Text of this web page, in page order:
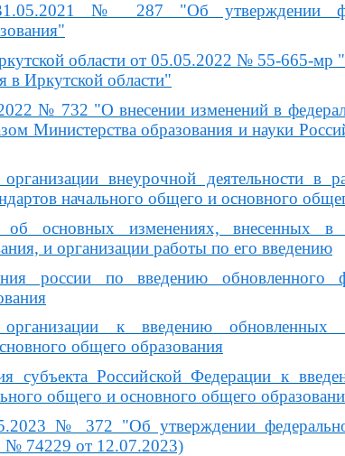
№ 287 "Об утверждении
области от 05.05.2022 № 55-665-
в Иркутской области"
№ 732 "О внесении изменений в
Министерства образования и науки
внеурочной деятельности в
начального общего и основного
об основных изменениях, внесенных в
и организации работы по его введению
россии по введению обновленного
к введению обновленных
общего образования
субъекта Российской Федерации к
общего и основного общего
№ 372 "Об утверждении
№ 74229 от 12.07.2023)